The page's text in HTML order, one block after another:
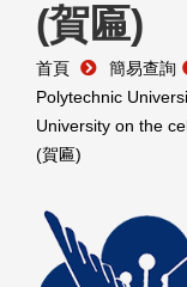
(賀匾)
首頁
簡易查詢
Polytechnic
University on the
(賀匾)